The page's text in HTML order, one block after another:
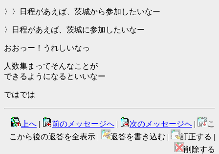
〉〉日程があえば、茨城から参加したいなー
〉日程があえば、茨城に参加したいなー
おおっー！うれしいなっ
人数集まってそんなことが
できるようになるといいなー
ではでは
上へ | 前のメッセージへ | 次のメッセージへ |
こ
こから後の返答を全表示 |
返答を書き込む |
訂正する |
削除する